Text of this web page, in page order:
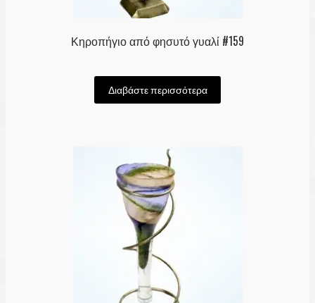
Κηροπήγιο από φησυτό γυαλί #159
Διαβάστε περισσότερα